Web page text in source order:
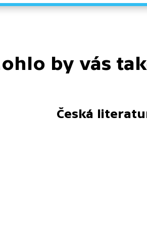
by vás
Česká